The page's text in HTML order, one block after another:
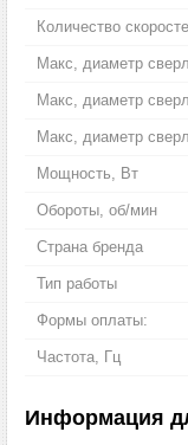
Количество
Макс, диаметр
Макс, диаметр
Макс, диаметр
Мощность, Вт
Обороты, об/мин
Страна бренда
Тип работы
Формы оплаты:
Частота, Гц
Информация